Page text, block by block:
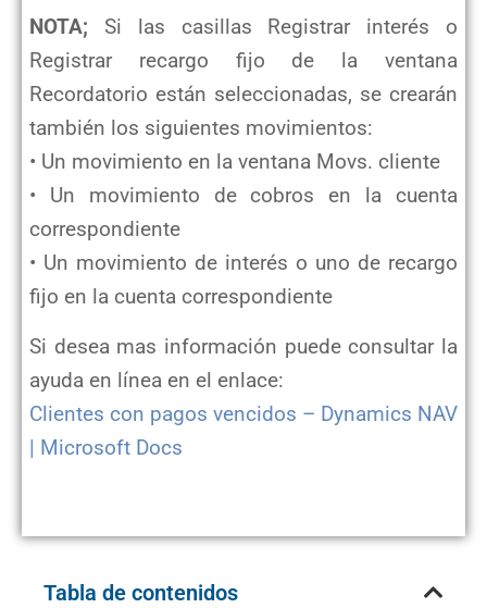
NOTA; Si las casillas Registrar interés o
Registrar recargo fijo de la ventana
Recordatorio están seleccionadas, se crearán
también los siguientes movimientos:
• Un movimiento en la ventana Movs. cliente
• Un movimiento de cobros en la cuenta
correspondiente
• Un movimiento de interés o uno de recargo
fijo en la cuenta correspondiente
Si desea mas información puede consultar la
ayuda en línea en el enlace:
Clientes con pagos vencidos – Dynamics NAV
| Microsoft Docs
Tabla de contenidos